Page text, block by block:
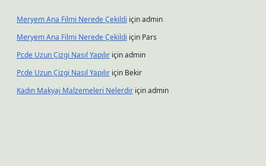
Meryem Ana Filmi Nerede Çekildi içinadmin
Meryem Ana Filmi Nerede Çekildi için Pars
Pcde Uzun Çizgi Nasıl Yapılır içinadmin
Pcde Uzun Çizgi Nasıl Yapılır için Bekir
Kadın Makyaj Malzemeleri Nelerdir içinadmin